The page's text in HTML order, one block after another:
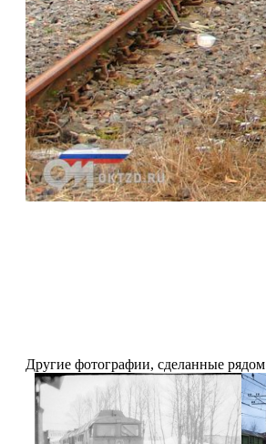
Другие фотографии, сделанные рядом